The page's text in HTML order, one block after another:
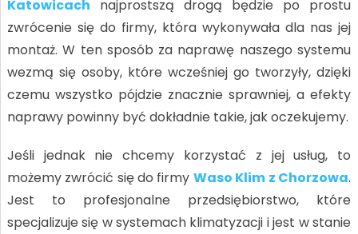
Katowicach najprostszą drogą będzie po prostu
zwrócenie się do firmy, która wykonywała dla nas jej
montaż. W ten sposób za naprawę naszego systemu
wezmą się osoby, które wcześniej go tworzyły, dzięki
czemu wszystko pójdzie znacznie sprawniej, a efekty
naprawy powinny być dokładnie takie, jak oczekujemy.
Jeśli jednak nie chcemy korzystać z jej usług, to
możemy zwrócić się do firmy Waso Klim z Chorzowa.
Jest to profesjonalne przedsiębiorstwo, które
specjalizuje się w systemach klimatyzacji i jest w stanie